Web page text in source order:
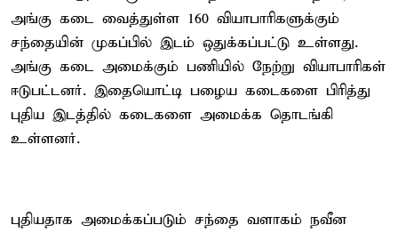
அங்கு கடை வைத்துள்ள 160 வியாபாரிகளுக்கும்
சந்தையின் முகப்பில் இடம் ஒதுக்கப்பட்டு உள்ளது.
அங்கு கடை அமைக்கும் பணியில் நேற்று வியாபாரிகள்
ஈடுபட்டனர். இதையொட்டி பழைய கடைகளை பிரித்து
புதிய இடத்தில் கடைகளை அமைக்க தொடங்கி
உள்ளனர்.
புதியதாக அமைக்கப்படும் சந்தை வளாகம் நவீன